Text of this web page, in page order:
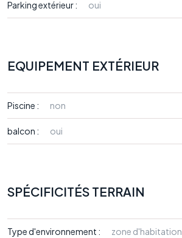
Parking extérieur : oui
EQUIPEMENT EXTÉRIEUR
Piscine : non
balcon : oui
SPÉCIFICITÉS TERRAIN
Type d'environnement : zone d'habitation